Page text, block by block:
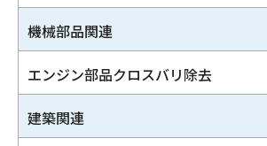
機械部品関連
エンジン部品クロスバリ除去
建築関連